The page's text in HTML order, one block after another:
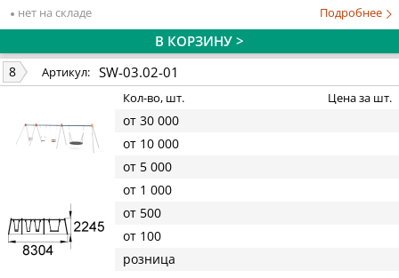
нет на складе Подробнее
В КОРЗИНУ >
8 Артикул: SW-03.02-01
Кол-во, шт. Цена за шт.
от 30 000
от 10 000
от 5 000
от 1 000
от 500
от 100
розница